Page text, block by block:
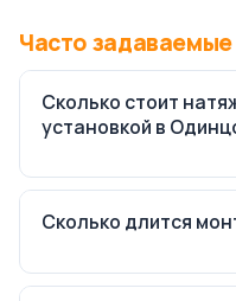
Часто
Сколько стоит
установкой в
Сколько длится